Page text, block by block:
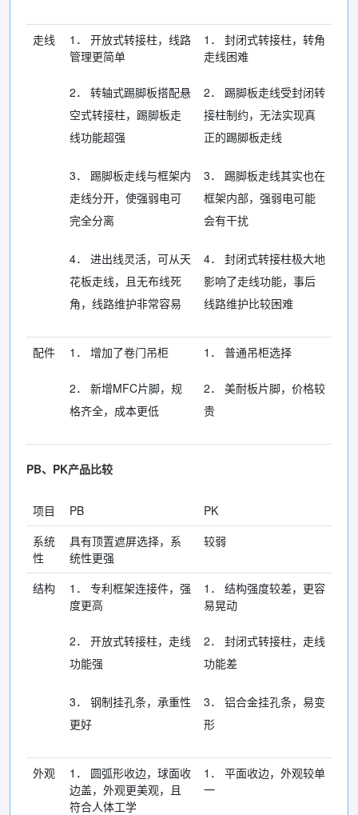
走线
1． 开放式转接柱，线路
管理更简单
2． 转轴式踢脚板搭配悬
空式转接柱，踢脚板走
线功能超强
3． 踢脚板走线与框架内
走线分开，使强弱电可
完全分离
4． 进出线灵活，可从天
花板走线，且无布线死
角，线路维护非常容易
1． 封闭式转接柱，转角
走线困难
2． 踢脚板走线受封闭转
接柱制约，无法实现真
正的踢脚板走线
3． 踢脚板走线其实也在
框架内部，强弱电可能
会有干扰
4． 封闭式转接柱极大地
影响了走线功能，事后
线路维护比较困难
配件 1． 增加了卷门吊柜
2． 新增MFC片脚，规
格齐全，成本更低
1． 普通吊柜选择
2． 美耐板片脚，价格较
贵
PB、PK产品比较
项目 PB
PK
系统
性
具有顶置遮屏选择，系
统性更强
较弱
结构
1． 专利框架连接件，强
度更高
2． 开放式转接柱，走线
功能强
3． 钢制挂孔条，承重性
更好
1． 结构强度较差，更容
易晃动
2． 封闭式转接柱，走线
功能差
3． 铝合金挂孔条，易变
形
外观
1． 圆弧形收边，球面收
边盖，外观更美观，且
符合人体工学
1． 平面收边，外观较单
一